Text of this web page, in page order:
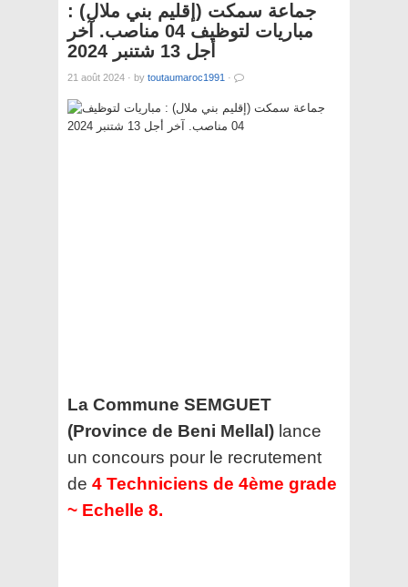
جماعة سمكت (إقليم بني ملال) :
مباريات لتوظيف 04 مناصب. آخر
أجل 13 شتنبر 2024
21 août 2024 · by toutaumaroc1991 ·
La Commune SEMGUET
(Province de Beni Mellal) lance
un concours pour le recrutement
de 4 Techniciens de 4ème grade
~ Echelle 8.